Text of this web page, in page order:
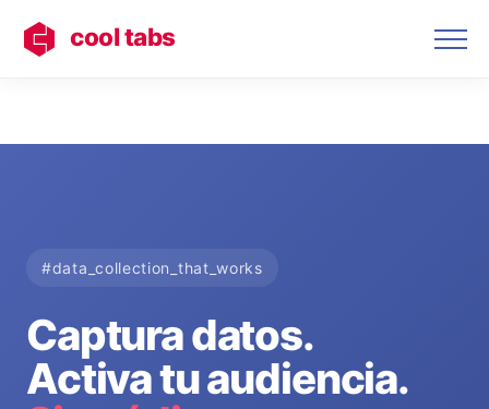
cool tabs
#data_collection_that_works
Captura datos.
Activa tu audiencia.